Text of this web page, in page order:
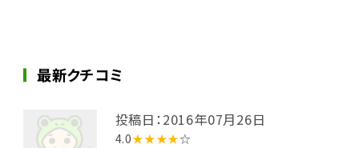
最新クチコミ
投稿日：2016年07月26日
4.0★★★★☆